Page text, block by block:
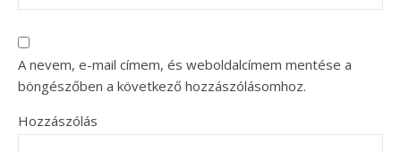
A nevem, e-mail címem, és weboldalcímem mentése a
böngészőben a következő hozzászólásomhoz.
Hozzászólás